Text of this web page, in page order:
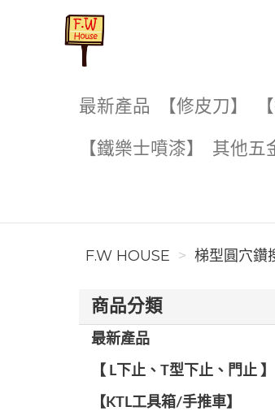
最新產品 【修皮刀】
【鐵樂士噴漆】 其他五
F.W HOUSE 梯型圓穴鑽
商品分類
最新產品
【 L下止、T型下止、門止 】
【KTL工具箱/手推車】